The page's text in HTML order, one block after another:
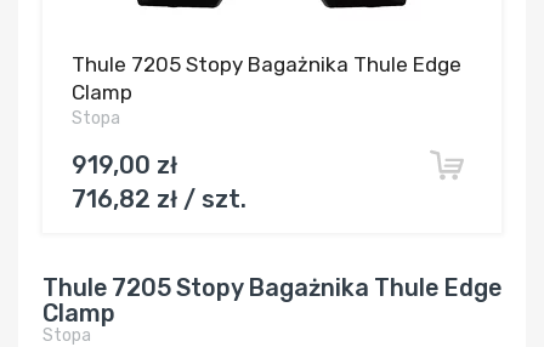
Thule 7205 Stopy Bagażnika Thule Edge
Clamp
Stopa
919,00 zł
716,82 zł / szt.
Thule 7205 Stopy Bagażnika Thule Edge
Clamp
Stopa